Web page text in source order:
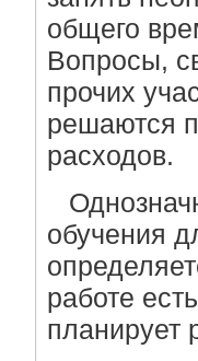
общего
Вопросы,
прочих
решаются
расходов.
обучения
работе
планирует